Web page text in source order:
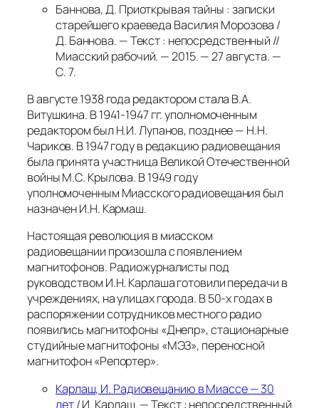
Баннова, Д. Приоткрывая тайны : записки
старейшего краеведа Василия Морозова /
Д. Баннова. — Текст : непосредственный //
Миасский рабочий. — 2015. — 27 августа. —
С. 7.
В августе 1938 года редактором стала В.А.
Витушкина. В 1941-1947 гг. уполномоченным
редактором был Н.И. Лупанов, позднее — Н.Н.
Чариков. В 1947 году в редакцию радиовещания
была принята участница Великой Отечественной
войны М.С. Крылова. В 1949 году
уполномоченным Миасского радиовещания был
назначен И.Н. Кармаш.
Настоящая революция в миасском
радиовещании произошла с появлением
магнитофонов. Радиожурналисты под
руководством И.Н. Карлаша готовили передачи в
учреждениях, на улицах города. В 50-х годах в
распоряжении сотрудников местного радио
появились магнитофоны «Днепр», стационарные
студийные магнитофоны «МЭЗ», переносной
магнитофон «Репортер».
Карлаш, И. Радиовещанию в Миассе — 30
лет/ И. Карлаш. — Текст : непосредственный